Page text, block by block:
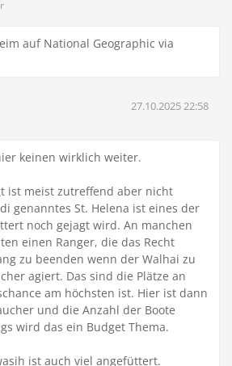
auf National Geographic via
27.10.2025 22:58
keinen wirklich weiter.
ist meist zutreffend aber nicht
genanntes St. Helena ist eines der
noch gejagt wird. An manchen
einen Ranger, die das Recht
zu beenden wenn der Walhai zu
agiert. Das sind die Plätze an
am höchsten ist. Hier ist dann
und die Anzahl der Boote
wird das ein Budget Thema.
ist auch viel angefüttert.